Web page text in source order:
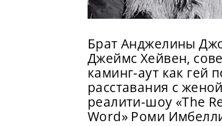
Брат Анджелины
Джеймс Хейвен,
каминг-аут как гей
расставания с
реалити-шоу «The
Word» Роми